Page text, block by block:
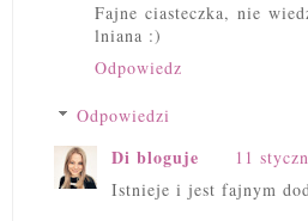
Fajne ciasteczka, nie
lniana :)
Odpowiedz
Odpowiedzi
Di bloguje
11
Istnieje i jest fajnym